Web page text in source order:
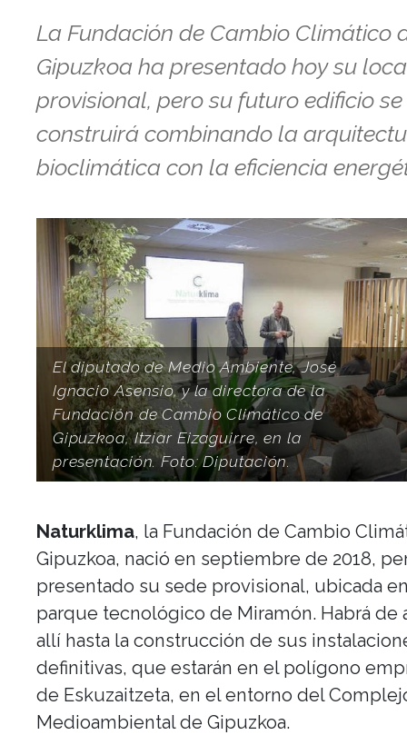
La Fundación de Cambio Climático
Gipuzkoa ha presentado hoy su
provisional, pero su futuro edificio se
construirá combinando la
bioclimática con la eficiencia
El diputado de Medio Ambiente, José
Ignacio Asensio, y la directora de la
Fundación de Cambio Climático de
Gipuzkoa, Itziar Eizaguirre, en la
presentación. Foto: Diputación.
Naturklima, la Fundación de Cambio
Gipuzkoa, nació en septiembre de 2018,
presentado su sede provisional, ubicada
parque tecnológico de Miramón. Habrá de
allí hasta la construcción de sus
definitivas, que estarán en el polígono
de Eskuzaitzeta, en el entorno del
Medioambiental de Gipuzkoa.